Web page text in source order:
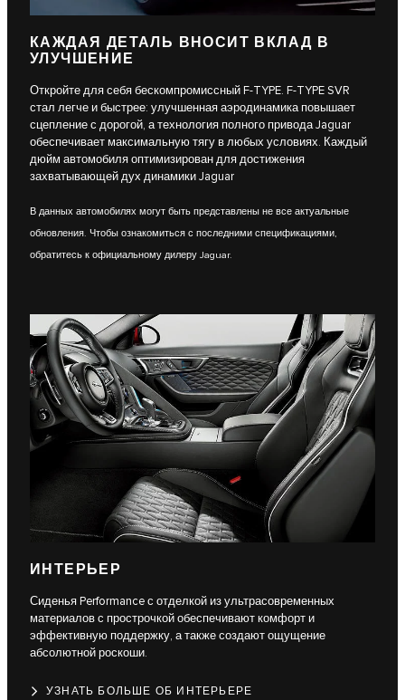
КАЖДАЯ ДЕТАЛЬ ВНОСИТ ВКЛАД В
УЛУЧШЕНИЕ
Откройте для себя бескомпромиссный F-TYPE. F-TYPE SVR
стал легче и быстрее: улучшенная аэродинамика повышает
сцепление с дорогой, а технология полного привода Jaguar
обеспечивает максимальную тягу в любых условиях. Каждый
дюйм автомобиля оптимизирован для достижения
захватывающей дух динамики Jaguar
В данных автомобилях могут быть представлены не все актуальные
обновления. Чтобы ознакомиться с последними спецификациями,
обратитесь к официальному дилеру Jaguar.
ИНТЕРЬЕР
Сиденья Performance с отделкой из ультрасовременных
материалов с прострочкой обеспечивают комфорт и
эффективную поддержку, а также создают ощущение
абсолютной роскоши.
УЗНАТЬ БОЛЬШЕ ОБ ИНТЕРЬЕРЕ